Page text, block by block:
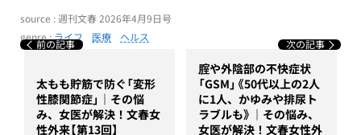
source : 週刊文春 2026年4月9日号
genre :ライフ 医療 ヘルス
前の記事
太もも貯筋で防ぐ「変形
性膝関節症」｜その悩
み、女医が解決！文春女
性外来【第13回】
次の記事
腟や外陰部の不快症状
「GSM」《50代以上の2人
に1人、かゆみや排尿ト
ラブルも》｜その悩み、
女医が解決！文春女性外